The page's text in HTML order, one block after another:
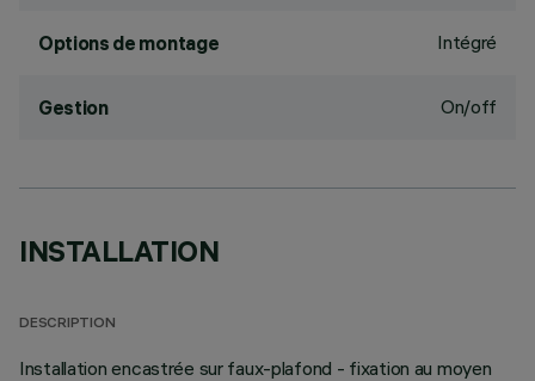
Options de montage Intégré
Gestion On/off
INSTALLATION
DESCRIPTION
Installation encastrée sur faux-plafond - fixation au moyen